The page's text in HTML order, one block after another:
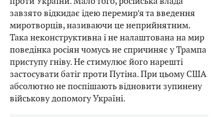
завзято відкидає ідею перемир’я та введення
миротворців, називаючи це неприйнятним.
Така неконструктивна і не налаштована на мир
поведінка росіян чомусь не спричиняє у Трампа
приступу гніву. Не стимулює його нарешті
застосувати батіг проти Путіна. При цьому США
абсолютно не поспішають відновити зупинену
військову допомогу Україні.